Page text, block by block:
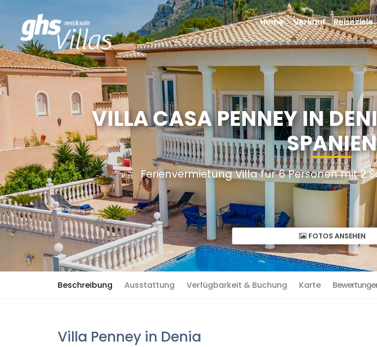
VILLA CASA PENNEY IN
SPANIEN
Ferienvermietung Villa für 6 Personen mit 2
FOTOS ANSEHEN
Beschreibung Ausstattung Verfügbarkeit & Buchung Karte
Villa Penney in Denia
Home Verkauf Reiseziele